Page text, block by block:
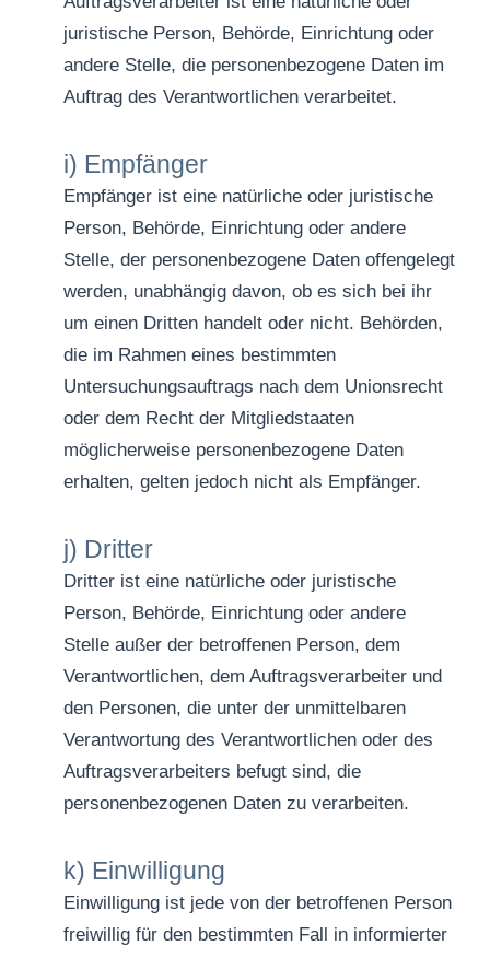
juristische Person, Behörde, Einrichtung oder
andere Stelle, die personenbezogene Daten im
Auftrag des Verantwortlichen verarbeitet.
i) Empfänger
Empfänger ist eine natürliche oder juristische
Person, Behörde, Einrichtung oder andere
Stelle, der personenbezogene Daten offengelegt
werden, unabhängig davon, ob es sich bei ihr
um einen Dritten handelt oder nicht. Behörden,
die im Rahmen eines bestimmten
Untersuchungsauftrags nach dem Unionsrecht
oder dem Recht der Mitgliedstaaten
möglicherweise personenbezogene Daten
erhalten, gelten jedoch nicht als Empfänger.
j) Dritter
Dritter ist eine natürliche oder juristische
Person, Behörde, Einrichtung oder andere
Stelle außer der betroffenen Person, dem
Verantwortlichen, dem Auftragsverarbeiter und
den Personen, die unter der unmittelbaren
Verantwortung des Verantwortlichen oder des
Auftragsverarbeiters befugt sind, die
personenbezogenen Daten zu verarbeiten.
k) Einwilligung
Einwilligung ist jede von der betroffenen Person
freiwillig für den bestimmten Fall in informierter